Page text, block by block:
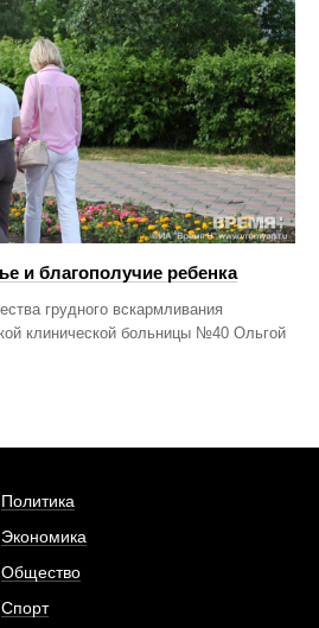
и благополучие ребенка
грудного вскармливания
клинической больницы №40 Ольгой
Политика
Экономика
Общество
Спорт